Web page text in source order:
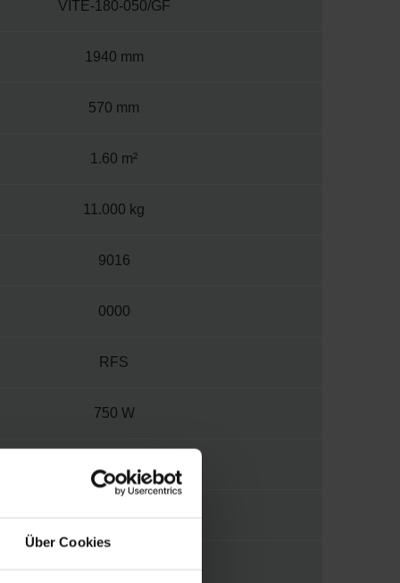
Über Cookies
VITE-180-050/GF
1940 mm
570 mm
1.60 m²
11.000 kg
9016
0000
RFS
750 W
2
E